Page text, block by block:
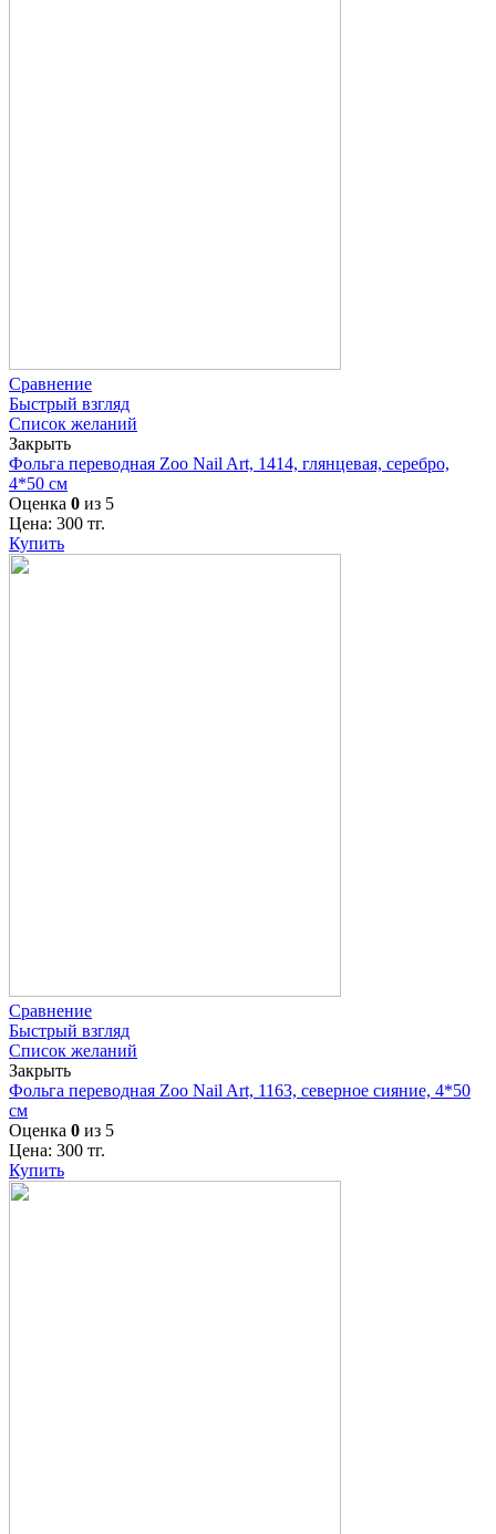
Сравнение
Быстрый взгляд
Список желаний
Закрыть
Фольга переводная Zoo Nail Art, 1414, глянцевая, серебро,
4*50 см
Оценка 0 из 5
Цена: 300 тг.
Купить
Сравнение
Быстрый взгляд
Список желаний
Закрыть
Фольга переводная Zoo Nail Art, 1163, северное сияние, 4*50
см
Оценка 0 из 5
Цена: 300 тг.
Купить